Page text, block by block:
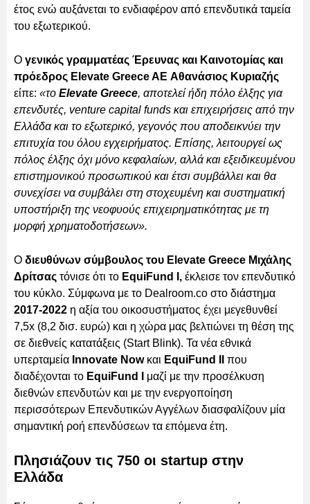
έτος ενώ αυξάνεται το ενδιαφέρον από επενδυτικά ταμεία
του εξωτερικού.
Ο γενικός γραμματέας Έρευνας και Καινοτομίας και
πρόεδρος Elevate Greece AE Αθανάσιος Κυριαζής
είπε: «το Elevate Greece, αποτελεί ήδη πόλο έλξης για
επενδυτές, venture capital funds και επιχειρήσεις από την
Ελλάδα και το εξωτερικό, γεγονός που αποδεικνύει την
επιτυχία του όλου εγχειρήματος. Επίσης, λειτουργεί ως
πόλος έλξης όχι μόνο κεφαλαίων, αλλά και εξειδικευμένου
επιστημονικού προσωπικού και έτσι συμβάλλει και θα
συνεχίσει να συμβάλει στη στοχευμένη και συστηματική
υποστήριξη της νεοφυούς επιχειρηματικότητας με τη
μορφή χρηματοδοτήσεων».
Ο διευθύνων σύμβουλος του Elevate Greece Μιχάλης
Δρίτσας τόνισε ότι το EquiFund Ι, έκλεισε τον επενδυτικό
του κύκλο. Σύμφωνα με το Dealroom.co στο διάστημα
2017-2022 η αξία του οικοσυστήματος έχει μεγεθυνθεί
7,5x (8,2 δισ. ευρώ) και η χώρα μας βελτιώνει τη θέση της
σε διεθνείς κατατάξεις (Start Blink). Τα νέα εθνικά
υπερταμεία Innovate Nowκαι EquiFund II
που
διαδέχονται το EquiFund I μαζί με την προσέλκυση
διεθνών επενδυτών και με την ενεργοποίηση
περισσότερων Επενδυτικών Αγγέλων διασφαλίζουν μία
σημαντική ροή επενδύσεων τα επόμενα έτη.
Πλησιάζουν τις 750 οι startup στην
Ελλάδα